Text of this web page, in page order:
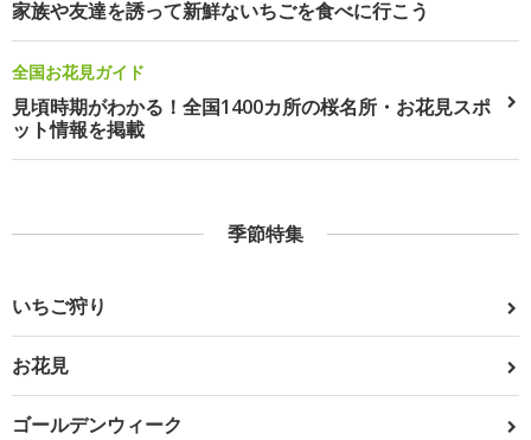
家族や友達を誘って新鮮ないちごを食べに行こう
全国お花見ガイド
見頃時期がわかる！全国1400カ所の桜名所・お花見スポ
ット情報を掲載
季節特集
いちご狩り
お花見
ゴールデンウィーク